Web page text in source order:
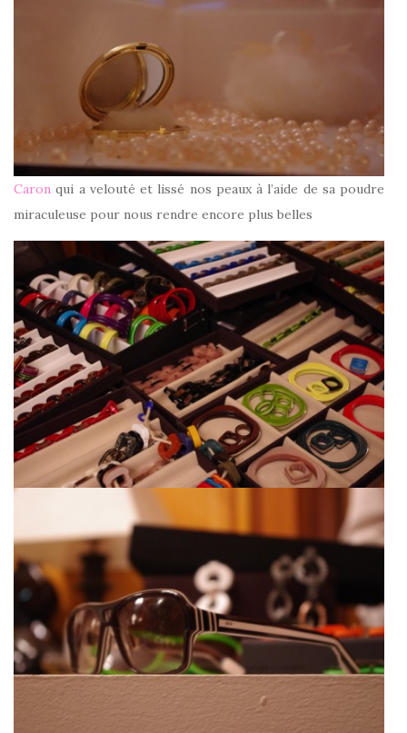
Caron qui a velouté et lissé nos peaux à l’aide de sa poudre
miraculeuse pour nous rendre encore plus belles